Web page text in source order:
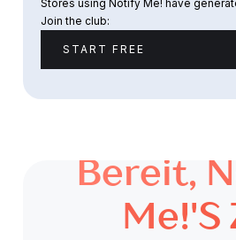
Stores using Notify Me! have
Join the club:
START FREE
Bereit,
Me!'s